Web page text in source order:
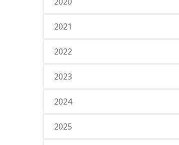
2021
2022
2023
2024
2025